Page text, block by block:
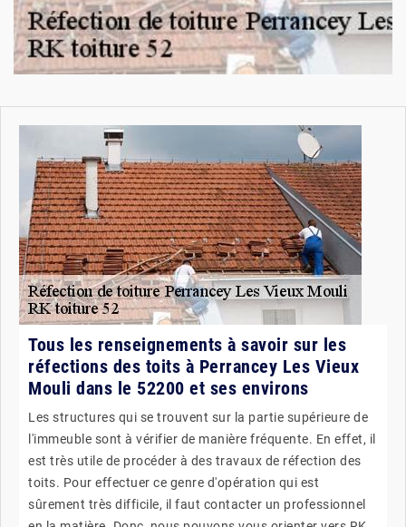
Tous les renseignements à savoir sur les
réfections des toits à Perrancey Les Vieux
Mouli dans le 52200 et ses environs
Les structures qui se trouvent sur la partie supérieure de
l'immeuble sont à vérifier de manière fréquente. En effet, il
est très utile de procéder à des travaux de réfection des
toits. Pour effectuer ce genre d'opération qui est
sûrement très difficile, il faut contacter un professionnel